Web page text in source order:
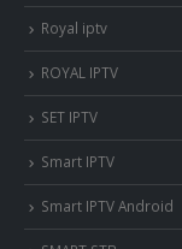
Royal iptv
ROYAL IPTV
SET IPTV
Smart IPTV
Smart IPTV Android